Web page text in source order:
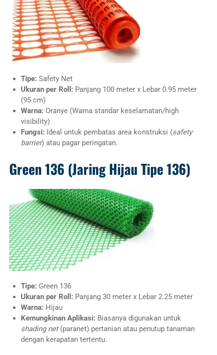
Tipe:Safety Net
Ukuran per Roll:Panjang 100 meter x Lebar 0.95 meter
(95 cm)
Warna:Oranye (Warna standar keselamatan/high
visibility)
Fungsi:Ideal untuk pembatas area konstruksi (safety
barrier) atau pagar peringatan.
Green 136 (Jaring Hijau Tipe 136)
Tipe:Green 136
Ukuran per Roll:Panjang 30 meter x Lebar 2.25 meter
Warna:Hijau
Kemungkinan Aplikasi:Biasanya digunakan untuk
shading net(paranet) pertanian atau penutup tanaman
dengan kerapatan tertentu.